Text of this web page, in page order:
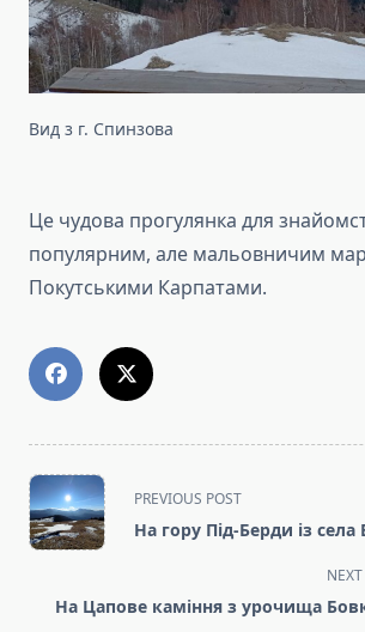
Вид з г. Спинзова
Це чудова прогулянка для
популярним, але мальовничим
Покутськими Карпатами.
<span
class="nav-
subtitle
reader-
PREVIOUS POST
На гору Під-Берди із
На Цапове каміння з урочища